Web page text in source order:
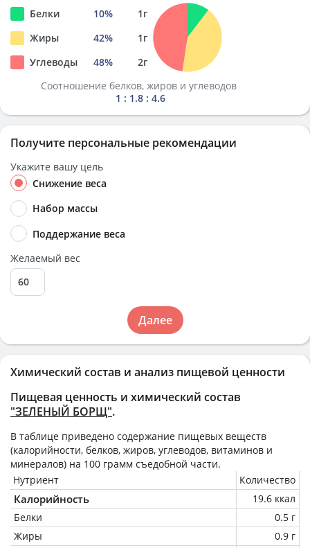
Химический состав и анализ пищевой ценности
Пищевая ценность и химический состав
"ЗЕЛЕНЫЙ БОРЩ".
В таблице приведено содержание пищевых веществ
(калорийности, белков, жиров, углеводов, витаминов и
минералов) на 100 грамм съедобной части.
Нутриент
Количество
Калорийность
19.6 ккал
Белки
0.5 г
Жиры
0.9 г
Белки 10% 1г
Жиры
42% 1г
Углеводы
48% 2г
Соотношение белков, жиров и углеводов
1 : 1.8 : 4.6
Получите персональные рекомендации
Укажите вашу цель
Снижение веса
Набор массы
Поддержание веса
Желаемый вес
Далее